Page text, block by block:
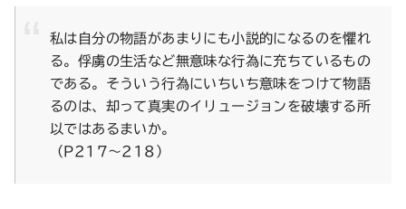
私は自分の物語があまりにも小説的になるのを懼れ
る。俘虜の生活など無意味な行為に充ちているもの
である。そういう行為にいちいち意味をつけて物語
るのは、却って真実のイリュージョンを破壊する所
以ではあるまいか。
（P217〜218）